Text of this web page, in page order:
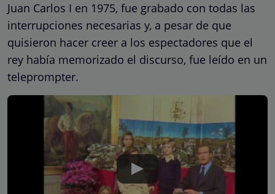
Juan Carlos I en 1975, fue grabado con todas las
interrupciones necesarias y, a pesar de que
quisieron hacer creer a los espectadores que el
rey había memorizado el discurso, fue leído en un
teleprompter.